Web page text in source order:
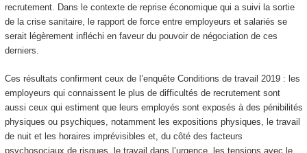
recrutement. Dans le contexte de reprise économique qui a suivi la sortie
de la crise sanitaire, le rapport de force entre employeurs et salariés se
serait légèrement infléchi en faveur du pouvoir de négociation de ces
derniers.
Ces résultats confirment ceux de l’enquête Conditions de travail 2019 : les
employeurs qui connaissent le plus de difficultés de recrutement sont
aussi ceux qui estiment que leurs employés sont exposés à des pénibilités
physiques ou psychiques, notamment les expositions physiques, le travail
de nuit et les horaires imprévisibles et, du côté des facteurs
psychosociaux de risques, le travail dans l’urgence, les tensions avec le